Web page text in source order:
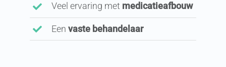
Veel ervaring met medicatieafbouw
Eenvaste behandelaar